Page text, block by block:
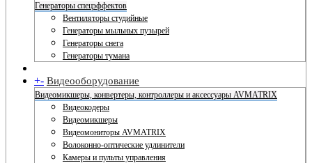
Генераторы спецэффектов
Вентиляторы студийные
Генераторы мыльных пузырей
Генераторы снега
Генераторы тумана
+- Видеооборудование
Видеомикшеры, конвертеры, контроллеры и аксессуары AVMATRIX
Видеокодеры
Видеомикшеры
Видеомониторы AVMATRIX
Волоконно-оптические удлинители
Камеры и пульты управления